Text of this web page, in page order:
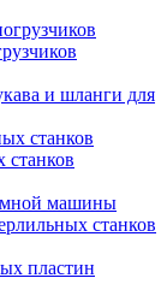
и шланги для
станков
машины
станков
пластин